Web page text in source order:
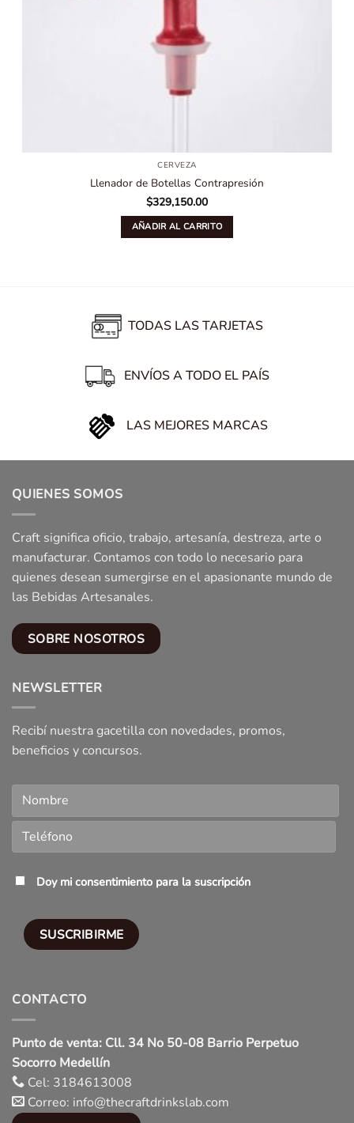
CERVEZA
Llenador de Botellas Contrapresión
$329,150.00
AÑADIR AL CARRITO
TODAS LAS TARJETAS
ENVÍOS A TODO EL PAÍS
LAS MEJORES MARCAS
QUIENES SOMOS
Craft significa oficio, trabajo, artesanía, destreza, arte o
manufacturar. Contamos con todo lo necesario para
quienes desean sumergirse en el apasionante mundo de
las Bebidas Artesanales.
SOBRE NOSOTROS
NEWSLETTER
Recibí nuestra gacetilla con novedades, promos,
beneficios y concursos.
Doy mi consentimiento para la suscripción
CONTACTO
Punto de venta: Cll. 34 No 50-08 Barrio Perpetuo
Socorro Medellín
Cel: 3184613008
Correo: info@thecraftdrinkslab.com